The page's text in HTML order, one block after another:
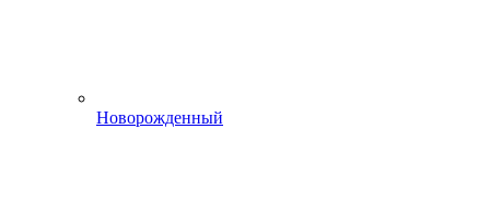
Новорожденный